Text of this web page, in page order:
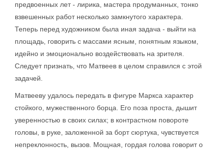
предвоенных лет - лирика, мастера продуманных, тонко
взвешенных работ несколько замкнутого характера.
Теперь перед художником была иная задача - выйти на
площадь, говорить с массами ясным, понятным языком,
идейно и эмоционально воздействовать на зрителя.
Следует признать, что Матвеев в целом справился с этой
задачей.
Матвееву удалось передать в фигуре Маркса характер
стойкого, мужественного борца. Его поза проста, дышит
уверенностью в своих силах; в контрастном повороте
головы, в руке, заложенной за борт сюртука, чувствуется
непреклонность, вызов. Мощная, гордая голова говорит о